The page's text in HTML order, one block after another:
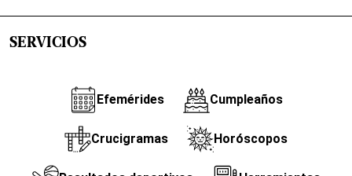
SERVICIOS
Efemérides Cumpleaños
Crucigramas Horóscopos